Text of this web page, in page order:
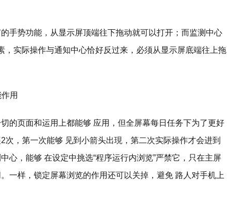
手势功能，从显示屏顶端往下拖动就可以打开；而监测中心
，实际操作与通知中心恰好反过来，必须从显示屏底端往上拖
的页面和运用上都能够 应用，但全屏幕每日任务下为了更好
次，第一次能够 见到小箭头出現，第二次实际操作才会进到
心，能够 在设定中挑选“程序运行内浏览”严禁它，只在主屏
一样，锁定屏幕浏览的作用还可以关掉，避免 路人对手机上